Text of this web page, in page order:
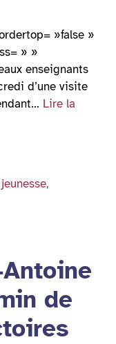
»false »
» »
enseignants
d’une visite
Lire la
jeunesse,
de